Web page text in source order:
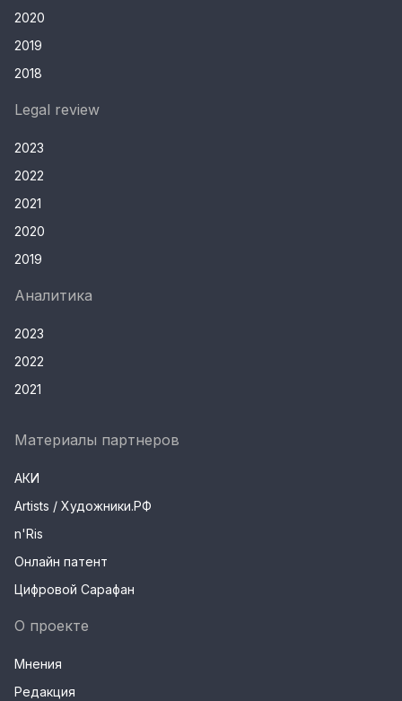
2020
2019
2018
Legal review
2023
2022
2021
2020
2019
Аналитика
2023
2022
2021
Материалы партнеров
АКИ
Artists / Художники.РФ
n'Ris
Онлайн патент
Цифровой Сарафан
О проекте
Мнения
Редакция